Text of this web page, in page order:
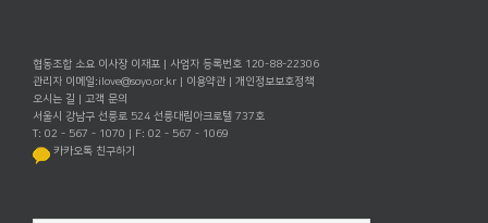
협동조합 소요 이사장 이재포 | 사업자 등록번호 120-88-22306
관리자 이메일:ilove@soyo.or.kr | 이용약관 | 개인정보보호정책
오시는 길 | 고객 문의
서울시 강남구 선릉로 524 선릉대림아크로텔 737호
T: 02 - 567 - 1070 | F: 02 - 567 - 1069
카카오톡 친구하기